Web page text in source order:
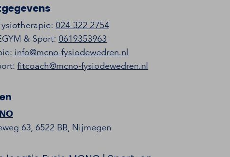
024-322 2754
& Sport: 0619353963
info@mcno-fysiodewedren.nl
fitcoach@mcno-fysiodewedren.nl
63, 6522 BB, Nijmegen